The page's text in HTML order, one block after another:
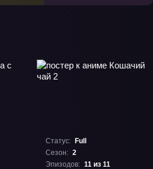
Статус:
Full
Сезон: 2
Эпизодов: 11 из 11